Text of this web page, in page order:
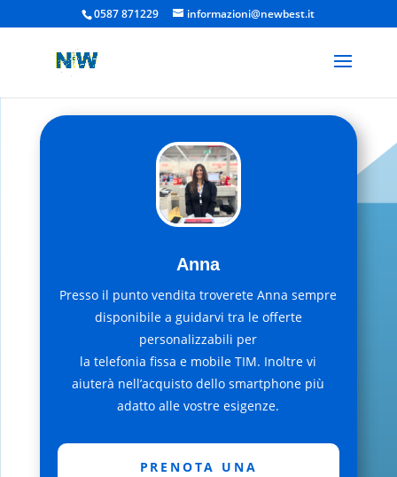
0587 871229 informazioni@newbest.it
Anna
Presso il punto vendita troverete Anna sempre
disponibile a guidarvi tra le offerte
personalizzabili per
la telefonia fissa e mobile TIM. Inoltre vi
aiuterà nell’acquisto dello smartphone più
adatto alle vostre esigenze.
PRENOTA UNA